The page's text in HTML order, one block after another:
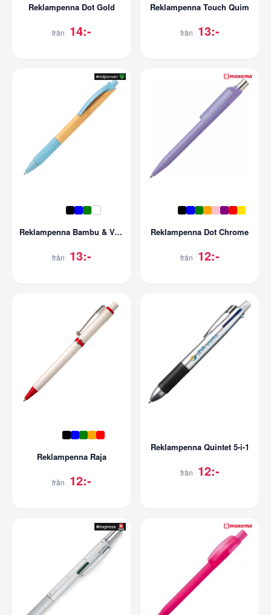
Reklampenna Dot Gold
från 14:-
Reklampenna Touch Quim
från 13:-
Reklampenna Bambu & Vetestrå
från 13:-
Reklampenna Dot Chrome
från 12:-
Reklampenna Raja
från 12:-
Reklampenna Quintet 5-i-1
från 12:-